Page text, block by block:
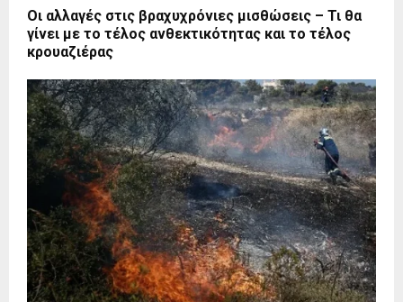
Οι αλλαγές στις βραχυχρόνιες μισθώσεις – Τι θα
γίνει με το τέλος ανθεκτικότητας και το τέλος
κρουαζιέρας